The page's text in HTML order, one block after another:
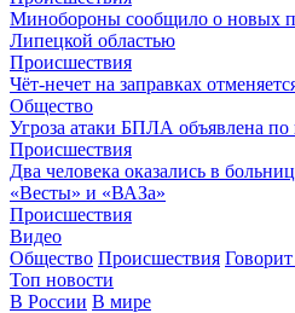
Минобороны сообщило о новых
Липецкой областью
Происшествия
Чёт-нечет на заправках
Общество
Угроза атаки БПЛА объявлена по
Происшествия
Два человека оказались в
«Весты» и «ВАЗа»
Происшествия
Видео
Общество Происшествия
Топ новости
В России В мире